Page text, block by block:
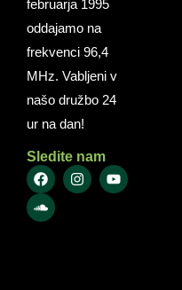
februarja 1995
oddajamo na
frekvenci 96,4
MHz. Vabljeni v
našo družbo 24
ur na dan!
Sledite nam